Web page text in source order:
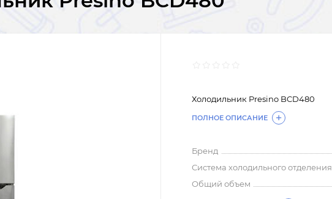
Холодильник Presino BCD480
ПОЛНОЕ ОПИСАНИЕ
Бренд
Система холодильного отделения
Общий объем